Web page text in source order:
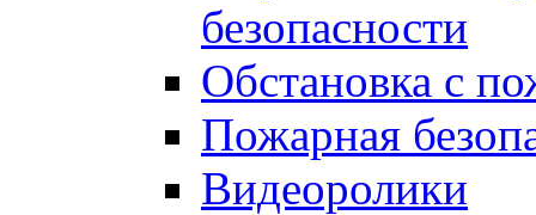
безопасности
Обстановка с
Пожарная
Видеоролики